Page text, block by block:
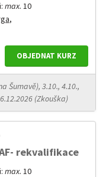
max. 10
,
OBJEDNAT KURZ
Šumavě), 3.10., 4.10.,
(Zkouška)
rekvalifikace
max. 10